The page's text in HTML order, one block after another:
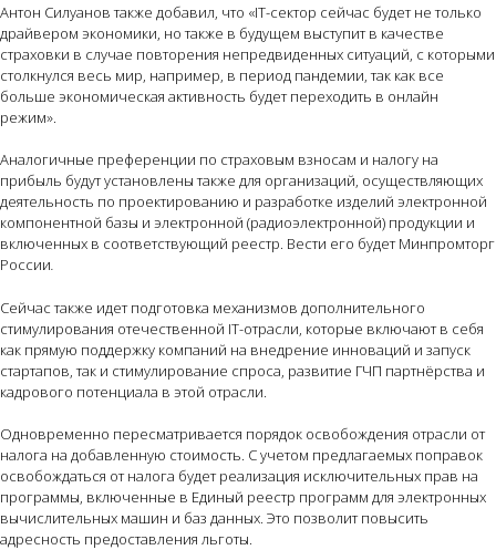
Антон Силуанов также добавил, что «IT-сектор сейчас будет не только
драйвером экономики, но также в будущем выступит в качестве
страховки в случае повторения непредвиденных ситуаций, с которыми
столкнулся весь мир, например, в период пандемии, так как все
больше экономическая активность будет переходить в онлайн
режим».
Аналогичные преференции по страховым взносам и налогу на
прибыль будут установлены также для организаций, осуществляющих
деятельность по проектированию и разработке изделий электронной
компонентной базы и электронной (радиоэлектронной) продукции и
включенных в соответствующий реестр. Вести его будет Минпромторг
России.
Сейчас также идет подготовка механизмов дополнительного
стимулирования отечественной IT-отрасли, которые включают в себя
как прямую поддержку компаний на внедрение инноваций и запуск
стартапов, так и стимулирование спроса, развитие ГЧП партнёрства и
кадрового потенциала в этой отрасли.
Одновременно пересматривается порядок освобождения отрасли от
налога на добавленную стоимость. С учетом предлагаемых поправок
освобождаться от налога будет реализация исключительных прав на
программы, включенные в Единый реестр программ для электронных
вычислительных машин и баз данных. Это позволит повысить
адресность предоставления льготы.